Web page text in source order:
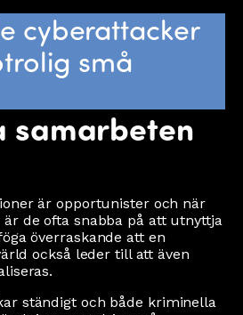
cyberattacker
små
samarbeten
är opportunister och när
de ofta snabba på att utnyttja
överraskande att en
också leder till att även
ständigt och både kriminella